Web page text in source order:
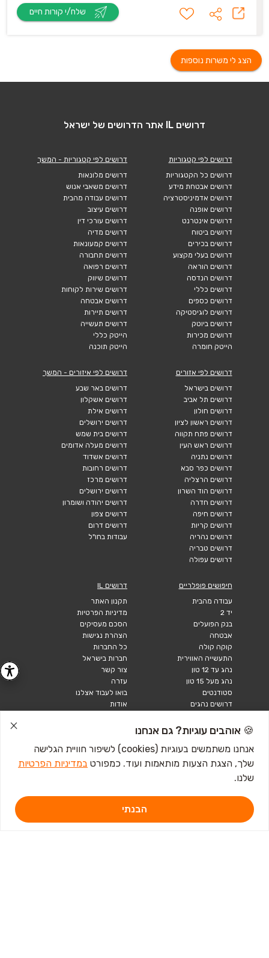
הצג לי משרות נוספות
דרושים IL אתר הדרושים של ישראל
דרושים לפי קטגוריות
דרושים כל הקטגוריות
דרושים אבטחת מידע
דרושים אדמיניסטרציה
דרושים אופנה
דרושים אינטרנט
דרושים ביטוח
דרושים בכירים
דרושים בעלי מקצוע
דרושים הוראה
דרושים הנדסה
דרושים כללי
דרושים כספים
דרושים לוגיסטיקה
דרושים ביוטק
דרושים מכירות
הייטק חומרה
דרושים לפי קטגוריות - המשך
דרושים מלונאות
דרושים משאבי אנוש
דרושים עבודה מהבית
דרושים עיצוב
דרושים עורכי דין
דרושים מדיה
דרושים קמעונאות
דרושים תחבורה
דרושים רפואה
דרושים שיווק
דרושים שירות לקוחות
דרושים אבטחה
דרושים תיירות
דרושים תעשייה
הייטק כללי
הייטק תוכנה
דרושים לפי אזורים
דרושים בישראל
דרושים תל אביב
דרושים חולון
דרושים ראשון לציון
דרושים פתח תקווה
דרושים ראש העין
דרושים נתניה
דרושים כפר סבא
דרושים הרצליה
דרושים הוד השרון
דרושים חדרה
דרושים חיפה
דרושים קריות
דרושים נהריה
דרושים טבריה
דרושים עפולה
דרושים לפי איזורים - המשך
דרושים באר שבע
דרושים אשקלון
דרושים אילת
דרושים ירושלים
דרושים בית שמש
דרושים מעלה אדומים
דרושים אשדוד
דרושים רחובות
דרושים מרכז
דרושים ירושלים
דרושים יהודה ושומרון
דרושים צפון
דרושים דרום
עבודות בחו"ל
חיפושים פופלריים
עבודה מהבית
יד 2
בנק הפועלים
אבטחה
קוקה קולה
התעשייה האווירית
נהג עד 12 טון
נהג מעל 15 טון
סטודנטים
דרושים נהגים
טבלאות שכר
דרושים IL
תקנון האתר
מדיניות הפרטיות
הסכם מעסיקים
הצהרת נגישות
כל החברות
חברות בישראל
צור קשר
עזרה
בואו לעבוד אצלנו
אודות
כתבות ומדריכים
🍪 אוהבים עוגיות? גם אנחנו
אנחנו משתמשים בעוגיות (cookies) לשיפור חוויית הגלישה
שלך, הצגת הצעות מותאמות ועוד. כמפורט במדיניות הפרטיות
שלנו.
הבנתי